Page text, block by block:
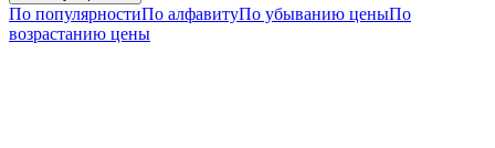
По популярностиПо алфавитуПо убыванию ценыПо
возрастанию цены